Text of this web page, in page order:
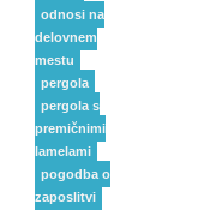
odnosi na
delovnem
mestu
pergola
pergola s
premičnimi
lamelami
pogodba o
zaposlitvi